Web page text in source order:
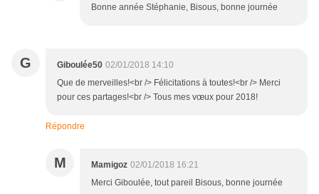
Bonne année Stéphanie, Bisous, bonne journée
G Giboulée50 02/01/2018 14:10
Que de merveilles!<br /> Félicitations à toutes!<br /> Merci
pour ces partages!<br /> Tous mes vœux pour 2018!
Répondre
M Mamigoz 02/01/2018 16:21
Merci Giboulée, tout pareil Bisous, bonne journée